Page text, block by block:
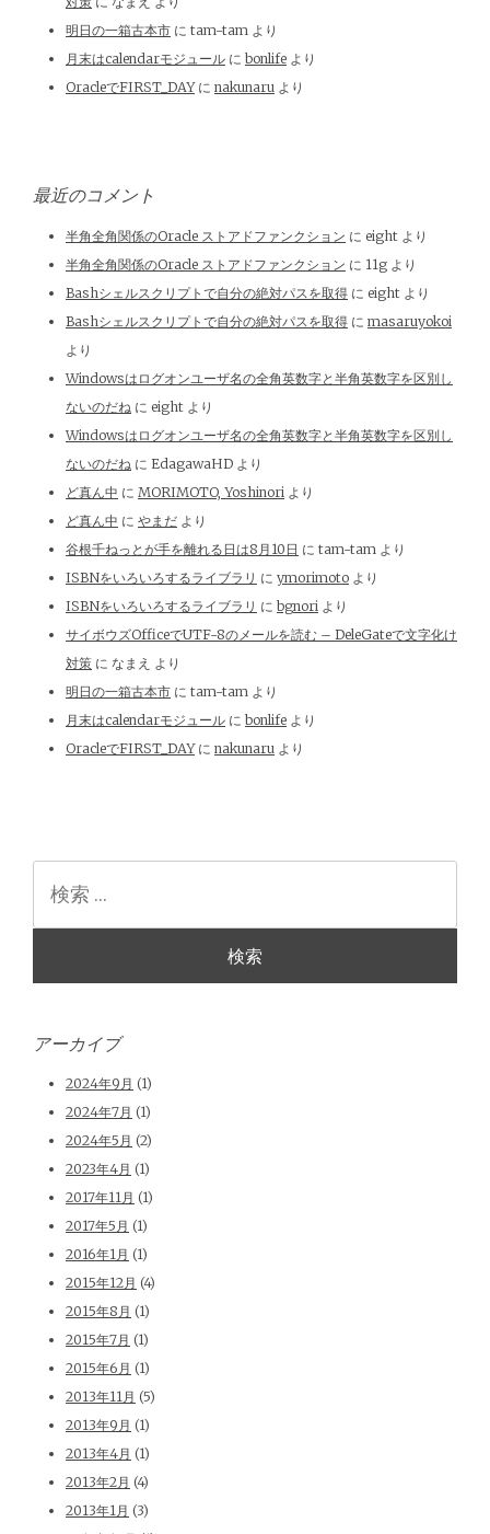
明日の一箱古本市 に tam-tam より
月末はcalendarモジュール に bonlife より
OracleでFIRST_DAYに nakunaru より
最近のコメント
半角全角関係のOracle ストアドファンクション に eight より
半角全角関係のOracle ストアドファンクション に 11g より
Bashシェルスクリプトで自分の絶対パスを取得 に eight より
Bashシェルスクリプトで自分の絶対パスを取得 に masaruyokoi
より
Windowsはログオンユーザ名の全角英数字と半角英数字を区別し
ないのだね に eight より
Windowsはログオンユーザ名の全角英数字と半角英数字を区別し
ないのだね に EdagawaHD より
ど真ん中 に MORIMOTO, Yoshinori より
ど真ん中 に やまだ より
谷根千ねっとが手を離れる日は8月10日 に tam-tam より
ISBNをいろいろするライブラリ に ymorimoto より
ISBNをいろいろするライブラリ に bgnori より
サイボウズOfficeでUTF-8のメールを読む – DeleGateで文字化け
対策 に なまえ より
明日の一箱古本市 に tam-tam より
月末はcalendarモジュール に bonlife より
OracleでFIRST_DAYに nakunaru より
アーカイブ
2024年9月 (1)
2024年7月 (1)
2024年5月 (2)
2023年4月 (1)
2017年11月 (1)
2017年5月 (1)
2016年1月 (1)
2015年12月 (4)
2015年8月 (1)
2015年7月 (1)
2015年6月 (1)
2013年11月 (5)
2013年9月 (1)
2013年4月 (1)
2013年2月 (4)
2013年1月 (3)